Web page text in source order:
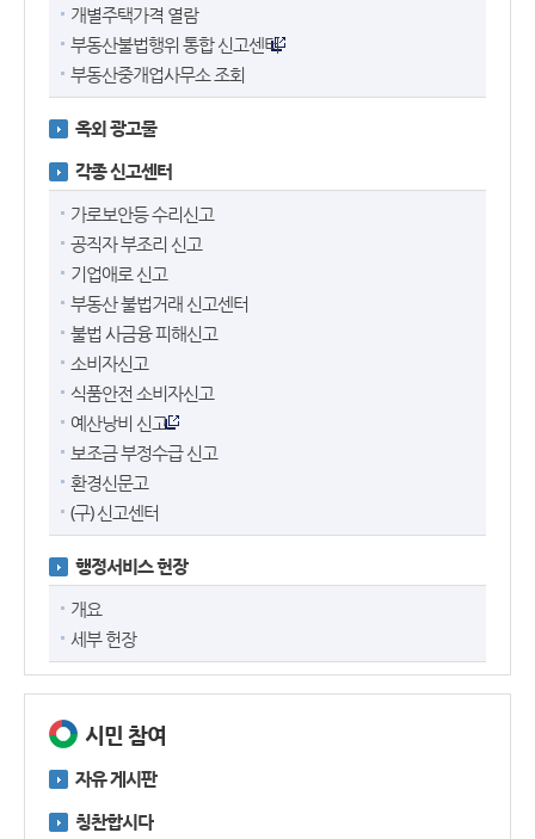
개별주택가격 열람
부동산불법행위 통합 신고센터
부동산중개업사무소 조회
옥외 광고물
각종 신고센터
가로보안등 수리신고
공직자 부조리 신고
기업애로 신고
부동산 불법거래 신고센터
불법 사금융 피해신고
소비자신고
식품안전 소비자신고
예산낭비 신고
보조금 부정수급 신고
환경신문고
(구) 신고센터
행정서비스 헌장
개요
세부 헌장
시민 참여
자유 게시판
칭찬합시다